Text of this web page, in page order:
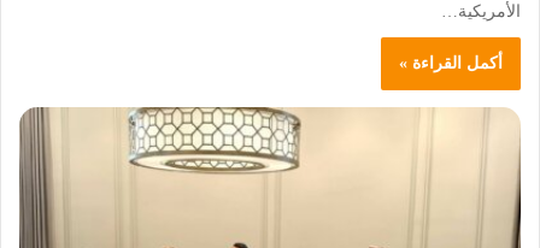
الأمريكية…
أكمل القراءة »